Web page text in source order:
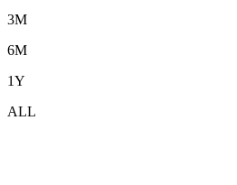
3M
6M
1Y
ALL